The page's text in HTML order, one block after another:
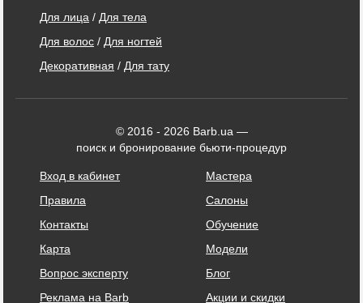
Для лица / Для тела
Для волос / Для ногтей
Декоративная / Для тату
© 2016 - 2026 Barb.ua —
поиск и бронирование бьюти-процедур
Вход в кабинет
Правила
Контакты
Карта
Вопрос эксперту
Реклама на Barb
Мастера
Салоны
Обучение
Модели
Блог
Акции и скидки